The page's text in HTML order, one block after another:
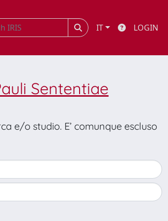
IT LOGIN
Sententiae
e/o studio. E’ comunque escluso